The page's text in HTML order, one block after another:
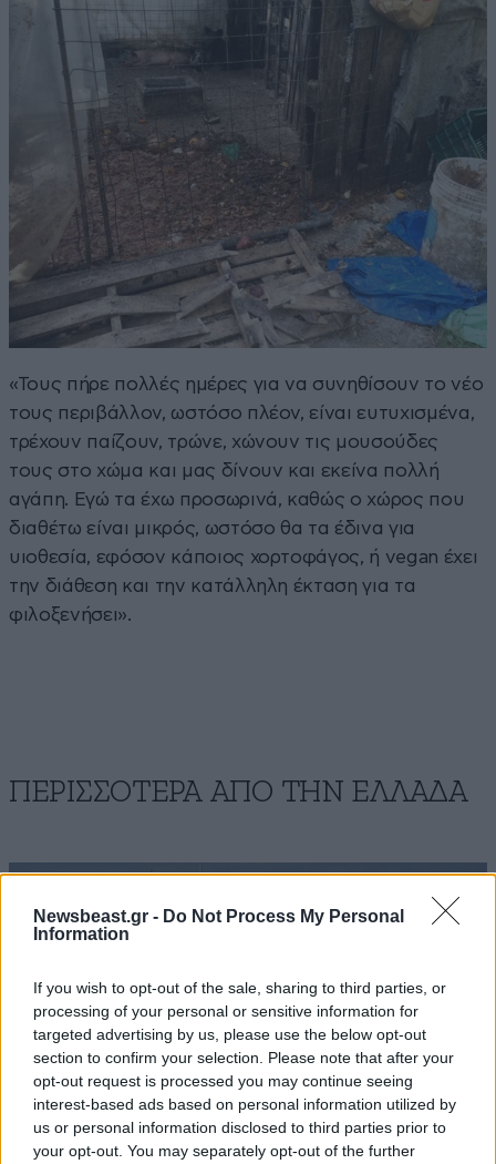
Newsbeast.gr - Do Not Process My Personal
Information
If you wish to opt-out of the sale, sharing to third parties, or
processing of your personal or sensitive information for
targeted advertising by us, please use the below opt-out
section to confirm your selection. Please note that after your
opt-out request is processed you may continue seeing
interest-based ads based on personal information utilized by
us or personal information disclosed to third parties prior to
your opt-out. You may separately opt-out of the further
«Τους πήρε πολλές ημέρες για να συνηθίσουν το νέο
τους περιβάλλον, ωστόσο πλέον, είναι ευτυχισμένα,
τρέχουν παίζουν, τρώνε, χώνουν τις μουσούδες
τους στο χώμα και μας δίνουν και εκείνα πολλή
αγάπη. Εγώ τα έχω προσωρινά, καθώς ο χώρος που
διαθέτω είναι μικρός, ωστόσο θα τα έδινα για
υιοθεσία, εφόσον κάποιος χορτοφάγος, ή vegan έχει
την διάθεση και την κατάλληλη έκταση για τα
φιλοξενήσει».
ΠΕΡΙΣΣΟΤΕΡΑ ΑΠΟ ΤΗΝ ΕΛΛΑΔΑ